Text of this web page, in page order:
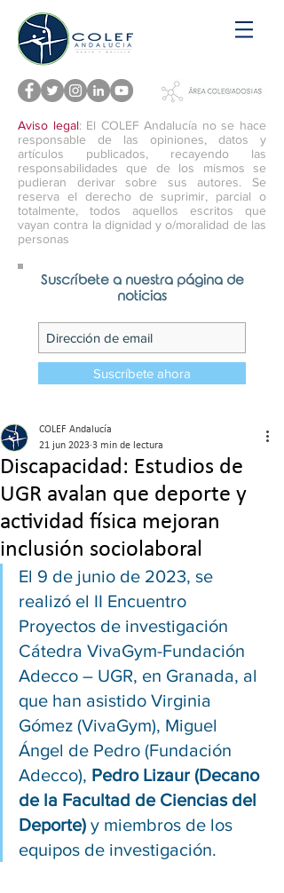
Aviso legal: El COLEF Andalucía no se hace
responsable de las opiniones, datos y
artículos publicados, recayendo las
responsabilidades que de los mismos se
pudieran derivar sobre sus autores. Se
reserva el derecho de suprimir, parcial o
totalmente, todos aquellos escritos que
vayan contra la dignidad y o/moralidad de las
personas
Suscríbete a nuestra página de
noticias
Suscríbete ahora
Discapacidad: Estudios de
UGR avalan que deporte y
actividad física mejoran
inclusión sociolaboral
COLEF Andalucía
21 jun 2023 3 min de lectura
El 9 de junio de 2023, se
realizó el II Encuentro
Proyectos de investigación
Cátedra VivaGym-Fundación
Adecco – UGR, en Granada, al
que han asistido Virginia
Gómez (VivaGym), Miguel
Ángel de Pedro (Fundación
Adecco), Pedro Lizaur (Decano
de la Facultad de Ciencias del
Deporte) y miembros de los
equipos de investigación.